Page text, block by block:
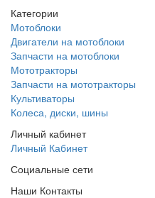
Категории
Мотоблоки
Двигатели на мотоблоки
Запчасти на мотоблоки
Мототракторы
Запчасти на мототракторы
Культиваторы
Колеса, диски, шины
Личный кабинет
Личный Кабинет
Социальные сети
Наши Контакты